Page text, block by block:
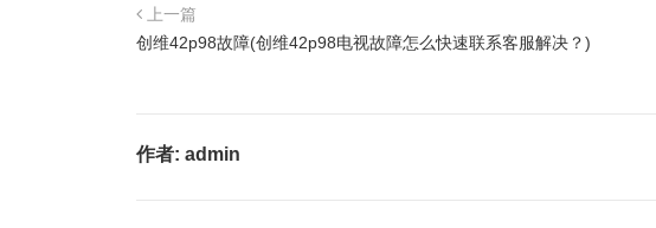
上一篇
创维42p98故障(创维42p98电视故障怎么快速联系客服解决？)
作者: admin